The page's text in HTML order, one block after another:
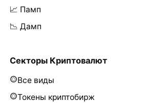
📈 Памп
📉 Дамп
Секторы Криптовалют
Все виды
Токены криптобирж